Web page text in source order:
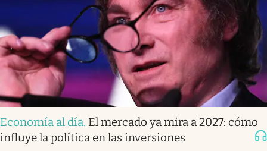
Economía al día. El mercado ya mira a 2027: cómo
influye la política en las inversiones